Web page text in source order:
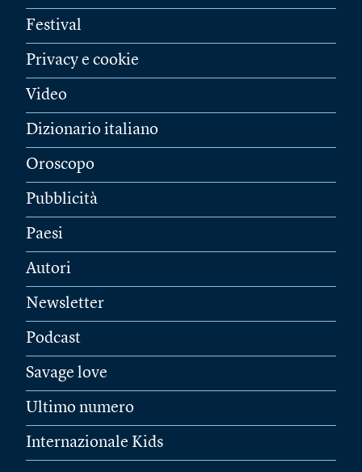
Festival
Privacy e cookie
Video
Dizionario italiano
Oroscopo
Pubblicità
Paesi
Autori
Newsletter
Podcast
Savage love
Ultimo numero
Internazionale Kids